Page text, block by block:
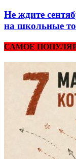
Не ждите
на школьные
САМОЕ